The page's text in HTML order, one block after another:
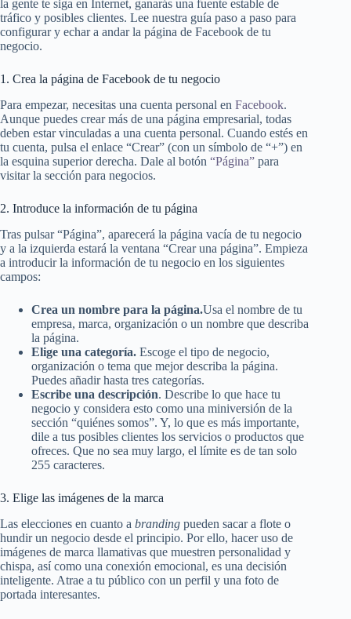
la gente te siga en Internet, ganarás una fuente estable de
tráfico y posibles clientes. Lee nuestra guía paso a paso para
configurar y echar a andar la página de Facebook de tu
negocio.
1. Crea la página de Facebook de tu negocio
Para empezar, necesitas una cuenta personal en Facebook.
Aunque puedes crear más de una página empresarial, todas
deben estar vinculadas a una cuenta personal. Cuando estés en
tu cuenta, pulsa el enlace “Crear” (con un símbolo de “+”) en
la esquina superior derecha. Dale al botón “Página” para
visitar la sección para negocios.
2. Introduce la información de tu página
Tras pulsar “Página”, aparecerá la página vacía de tu negocio
y a la izquierda estará la ventana “Crear una página”. Empieza
a introducir la información de tu negocio en los siguientes
campos:
Crea un nombre para la página.Usa el nombre de tu
empresa, marca, organización o un nombre que describa
la página.
Elige una categoría. Escoge el tipo de negocio,
organización o tema que mejor describa la página.
Puedes añadir hasta tres categorías.
Escribe una descripción. Describe lo que hace tu
negocio y considera esto como una miniversión de la
sección “quiénes somos”. Y, lo que es más importante,
dile a tus posibles clientes los servicios o productos que
ofreces. Que no sea muy largo, el límite es de tan solo
255 caracteres.
3. Elige las imágenes de la marca
Las elecciones en cuanto a branding pueden sacar a flote o
hundir un negocio desde el principio. Por ello, hacer uso de
imágenes de marca llamativas que muestren personalidad y
chispa, así como una conexión emocional, es una decisión
inteligente. Atrae a tu público con un perfil y una foto de
portada interesantes.